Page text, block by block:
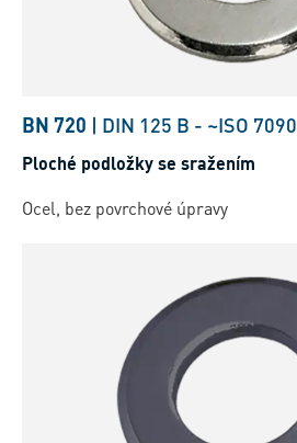
BN 720 | DIN 125 B - ~ISO 7090
Ploché podložky se sražením
Ocel, bez povrchové úpravy